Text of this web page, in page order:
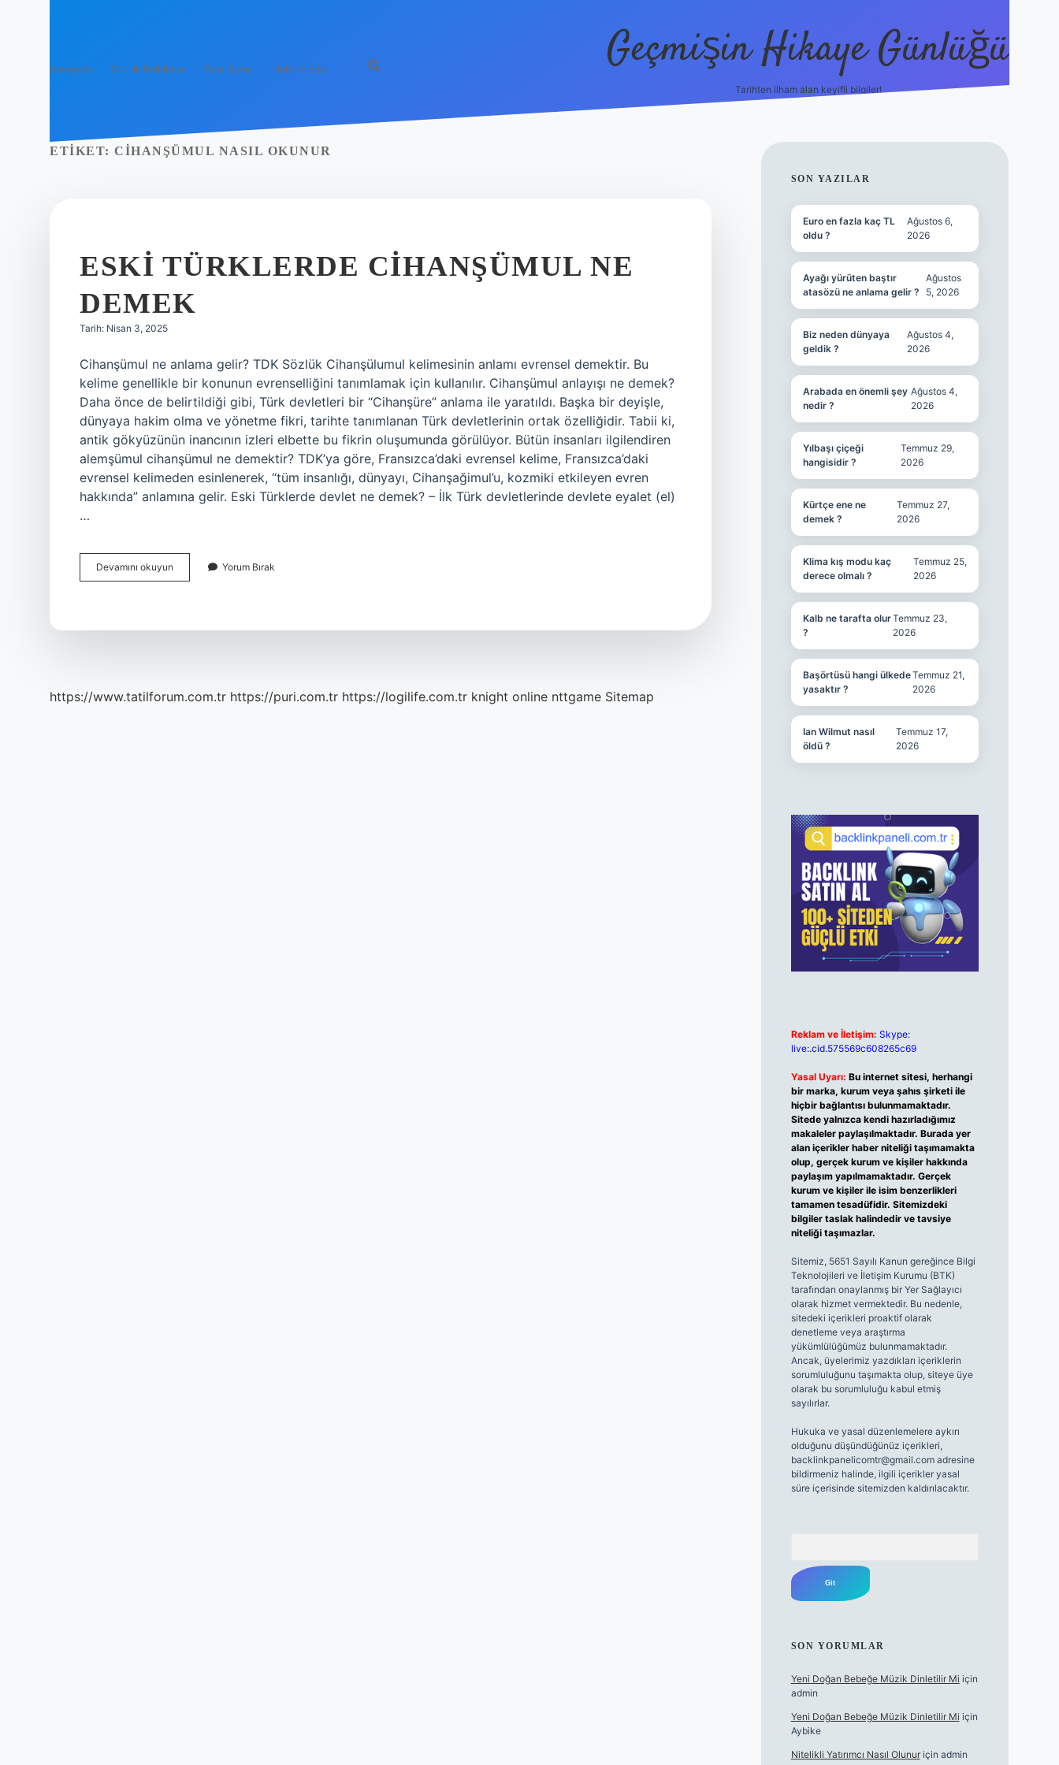
Anasayfa Gizlilik Politikası Yasal Uyarı Hakkımızda Geçmişin Hikaye Günlüğü
Tarihten ilham alan keyifli bilgiler!
ETIKET: CIHANŞÜMUL NASIL OKUNUR
ESKI TÜRKLERDE CIHANŞÜMUL NE
DEMEK
Tarih: Nisan 3, 2025
Cihanşümul ne anlama gelir? TDK Sözlük Cihanşülumul kelimesinin anlamı evrensel demektir. Bu
kelime genellikle bir konunun evrenselliğini tanımlamak için kullanılır. Cihanşümul anlayışı ne demek?
Daha önce de belirtildiği gibi, Türk devletleri bir “Cihanşüre” anlama ile yaratıldı. Başka bir deyişle,
dünyaya hakim olma ve yönetme fikri, tarihte tanımlanan Türk devletlerinin ortak özelliğidir. Tabii ki,
antik gökyüzünün inancının izleri elbette bu fikrin oluşumunda görülüyor. Bütün insanları ilgilendiren
alemşümul cihanşümul ne demektir? TDK’ya göre, Fransızca’daki evrensel kelime, Fransızca’daki
evrensel kelimeden esinlenerek, “tüm insanlığı, dünyayı, Cihanşağimul’u, kozmiki etkileyen evren
hakkında” anlamına gelir. Eski Türklerde devlet ne demek? – İlk Türk devletlerinde devlete eyalet (el)
…
Devamını okuyun
Türklerde
Yorum Bırak
https://www.tatilforum.com.tr https://puri.com.tr https://logilife.com.tr knight online nttgame Sitemap
SIDEBAR
SON YAZILAR
Euro en fazla kaç TL
oldu ?
Ağustos 6,
2026
Ayağı yürüten baştır
atasözü ne anlama gelir ?
Ağustos
5, 2026
Biz neden dünyaya
geldik ?
Ağustos 4,
2026
Arabada en önemli şey
nedir ?
Ağustos 4,
2026
Yılbaşı çiçeği
hangisidir ?
Temmuz 29,
2026
Kürtçe ene ne
demek ?
Temmuz 27,
2026
Klima kış modu kaç
derece olmalı ?
Temmuz 25,
2026
Kalb ne tarafta olur
?
Temmuz 23,
2026
Başörtüsü hangi ülkede
yasaktır ?
Temmuz 21,
2026
Ian Wilmut nasıl
öldü ?
Temmuz 17,
2026
Reklam ve İletişim: Skype:
live:.cid.575569c608265c69
Yasal Uyarı: Bu internet sitesi, herhangi
bir marka, kurum veya şahıs şirketi ile
hiçbir bağlantısı bulunmamaktadır.
Sitede yalnızca kendi hazırladığımız
makaleler paylaşılmaktadır. Burada yer
alan içerikler haber niteliği taşımamakta
olup, gerçek kurum ve kişiler hakkında
paylaşım yapılmamaktadır. Gerçek
kurum ve kişiler ile isim benzerlikleri
tamamen tesadüfidir. Sitemizdeki
bilgiler taslak halindedir ve tavsiye
niteliği taşımazlar.
Sitemiz, 5651 Sayılı Kanun gereğince Bilgi
Teknolojileri ve İletişim Kurumu (BTK)
tarafından onaylanmış bir Yer Sağlayıcı
olarak hizmet vermektedir. Bu nedenle,
sitedeki içerikleri proaktif olarak
denetleme veya araştırma
yükümlülüğümüz bulunmamaktadır.
Ancak, üyelerimiz yazdıkları içeriklerin
sorumluluğunu taşımakta olup, siteye üye
olarak bu sorumluluğu kabul etmiş
sayılırlar.
Hukuka ve yasal düzenlemelere aykırı
olduğunu düşündüğünüz içerikleri,
backlinkpanelicomtr@gmail.comadresine
bildirmeniz halinde, ilgili içerikler yasal
süre içerisinde sitemizden kaldırılacaktır.
SON YORUMLAR
Yeni Doğan Bebeğe Müzik Dinletilir Mi için
admin
Yeni Doğan Bebeğe Müzik Dinletilir Mi için
Aybike
Nitelikli Yatırımcı Nasıl Olunuriçin admin
betbox giriş